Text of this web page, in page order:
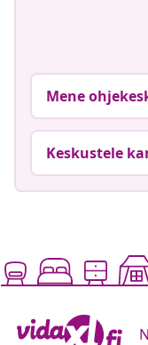
Mene
Keskustele